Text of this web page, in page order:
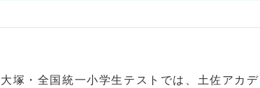
塚・全国統一小学生テストでは、土佐アカデ